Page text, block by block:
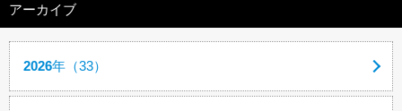
アーカイブ
2026年（33）